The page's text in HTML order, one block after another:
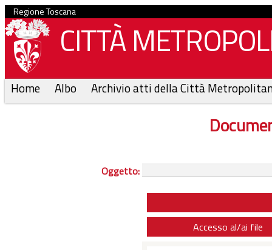
Regione Toscana
CITTÀ
Home Albo Archivio atti della Città
Oggetto:
Accesso al/ai file